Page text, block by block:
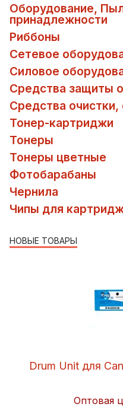
Оборудование,
принадлежности
Риббоны
Сетевое
Силовое
Средства защиты
Средства очистки,
Тонер-картриджи
Тонеры
Тонеры цветные
Фотобарабаны
Чернила
Чипы для
НОВЫЕ ТОВАРЫ
Drum Unit для
Оптовая